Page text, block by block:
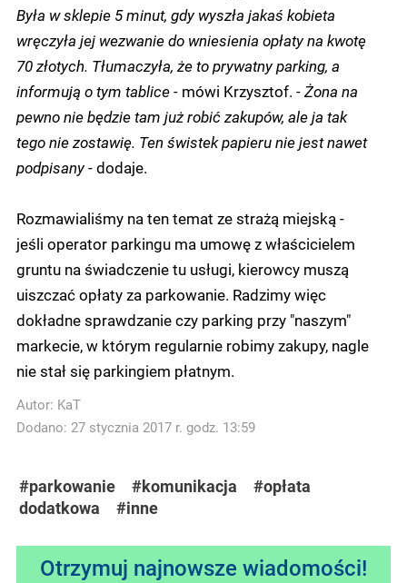
Była w sklepie 5 minut, gdy wyszła jakaś kobieta
wręczyła jej wezwanie do wniesienia opłaty na kwotę
70 złotych. Tłumaczyła, że to prywatny parking, a
informują o tym tablice - mówi Krzysztof. -Żona na
pewno nie będzie tam już robić zakupów, ale ja tak
tego nie zostawię. Ten świstek papieru nie jest nawet
podpisany- dodaje.
Rozmawialiśmy na ten temat ze strażą miejską -
jeśli operator parkingu ma umowę z właścicielem
gruntu na świadczenie tu usługi, kierowcy muszą
uiszczać opłaty za parkowanie. Radzimy więc
dokładne sprawdzanie czy parking przy "naszym"
markecie, w którym regularnie robimy zakupy, nagle
nie stał się parkingiem płatnym.
Autor: KaT
Dodano: 27 stycznia 2017 r. godz. 13:59
#parkowanie #komunikacja
#opłata
dodatkowa
#inne
Otrzymuj najnowsze wiadomości!